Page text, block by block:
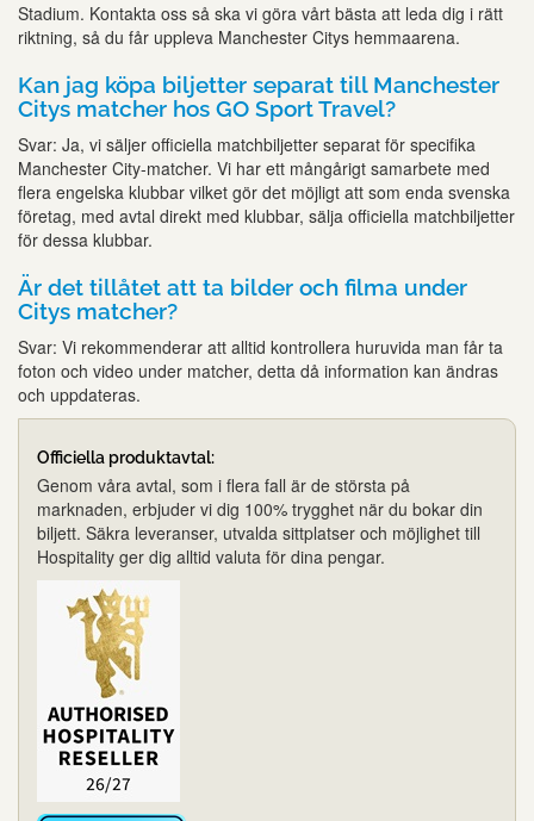
Stadium. Kontakta oss så ska vi göra vårt bästa att leda dig i rätt
riktning, så du får uppleva Manchester Citys hemmaarena.
Kan jag köpa biljetter separat till Manchester
Citys matcher hos GO Sport Travel?
Svar: Ja, vi säljer officiella matchbiljetter separat för specifika
Manchester City-matcher. Vi har ett mångårigt samarbete med
flera engelska klubbar vilket gör det möjligt att som enda svenska
företag, med avtal direkt med klubbar, sälja officiella matchbiljetter
för dessa klubbar.
Är det tillåtet att ta bilder och filma under
Citys matcher?
Svar: Vi rekommenderar att alltid kontrollera huruvida man får ta
foton och video under matcher, detta då information kan ändras
och uppdateras.
Officiella produktavtal:
Genom våra avtal, som i flera fall är de största på
marknaden, erbjuder vi dig 100% trygghet när du bokar din
biljett. Säkra leveranser, utvalda sittplatser och möjlighet till
Hospitality ger dig alltid valuta för dina pengar.